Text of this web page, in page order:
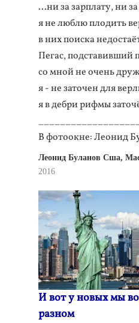
...ни за зарплату, ни
я не люблю плодить
в них поиска
Пегас, подставивший
со мной не очень
я - не заточен для
я в дебри рифмы
В фотоокне: Леонид
Леонид Буланов Сша,
2016
И вот у новых мы
разном